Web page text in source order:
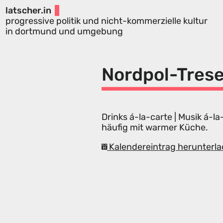
latscher.in
progressive politik und nicht-kommerzielle kultur
in dortmund und umgebung
Nordpol-
Drinks á-la-carte | Musik á-
häufig mit warmer Küche.
Kalendereintrag